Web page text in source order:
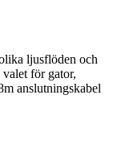
ljusflöden och
för gator,
anslutningskabel